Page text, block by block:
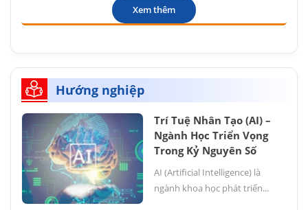
Xem thêm
Hướng nghiệp
Trí Tuệ Nhân Tạo (AI) –
Ngành Học Triển Vọng
Trong Kỷ Nguyên Số
AI (Artificial Intelligence) là
ngành khoa học phát triển...